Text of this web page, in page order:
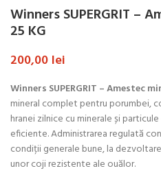
Winners SUPERGRIT –
25 KG
200,00 lei
Winners SUPERGRIT – Amestec
mineral complet pentru porumbei,
hranei zilnice cu minerale și
eficiente. Administrarea regulată
condiții generale bune, la
unor coji rezistente ale ouălor.